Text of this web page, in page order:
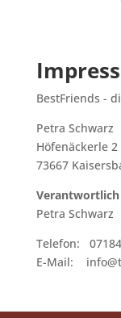
BestFriends -
Petra Schwarz
Höfenäckerle 2
73667
Petra Schwarz
Telefon:
E-Mail: